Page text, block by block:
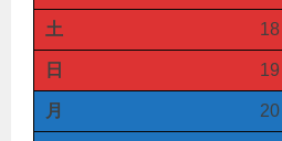
土 18
日 19
月 20